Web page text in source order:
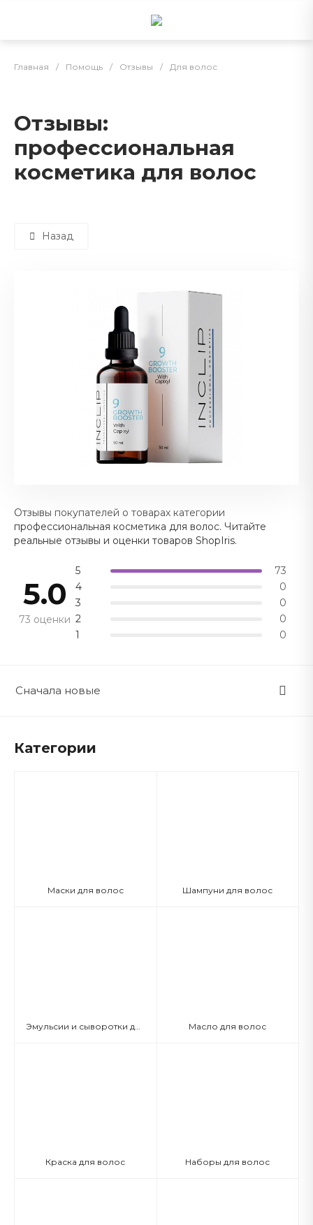
Главная / Помощь / Отзывы / Для волос
Отзывы:
профессиональная
косметика для волос
Назад
Отзывы покупателей о товарах категории
профессиональная косметика для волос. Читайте
реальные отзывы и оценки товаров ShopIris.
5.0
73 оценки
5
73
4
0
3
0
2
0
1
0
Сначала новые
Категории
Маски для волос Шампуни для волос
Масло для волос
Краска для волос Наборы для волос